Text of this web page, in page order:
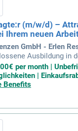
(m/w/d) –
Ihrem neuen
GmbH - Erlen
Ausbildung in
und
Kommunikations-,
und
per month |
|
Benefits